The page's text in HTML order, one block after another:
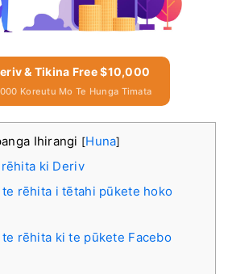
& Tikina Free $10,000
Koreutu Mo Te Hunga Timata
Ihirangi [Huna]
ki Deriv
te rēhita i tētahi pūkete hoko
te rēhita ki te pūkete Facebo